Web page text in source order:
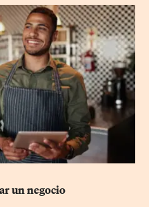
un negocio